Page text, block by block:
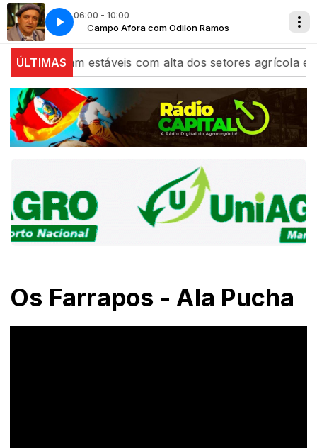
06:00 - 10:00
Campo Afora com Odilon Ramos
ÚLTIMAS
fecham estáveis com alta dos setores agrícola e de
Os Farrapos - Ala Pucha